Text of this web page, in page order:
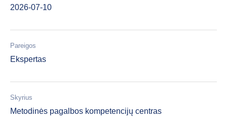
2026-07-10
Pareigos
Ekspertas
Skyrius
Metodinės pagalbos kompetencijų centras